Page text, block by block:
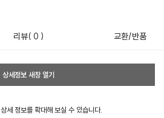
리뷰( 0 ) 교환/반품
상세정보 새창 열기
상세 정보를 확대해 보실 수 있습니다.